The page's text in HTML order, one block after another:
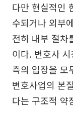
다만 현실적인
수되거나 외부
전히 내부 절차
이다. 변호사
측의 입장을 모
변호사업의 본
다는 구조적 약